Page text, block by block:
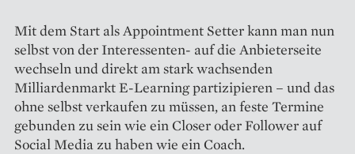
Mit dem Start als Appointment Setter kann man nun
selbst von der Interessenten- auf die Anbieterseite
wechseln und direkt am stark wachsenden
Milliardenmarkt E-Learning partizipieren – und das
ohne selbst verkaufen zu müssen, an feste Termine
gebunden zu sein wie ein Closer oder Follower auf
Social Media zu haben wie ein Coach.